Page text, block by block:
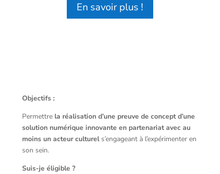
En savoir plus !
Objectifs :
Permettrela réalisation d’une preuve de concept d’une
solution numérique innovante en partenariat avec au
moins un acteur culturels’engageant à l’expérimenter en
son sein.
Suis-je éligible ?